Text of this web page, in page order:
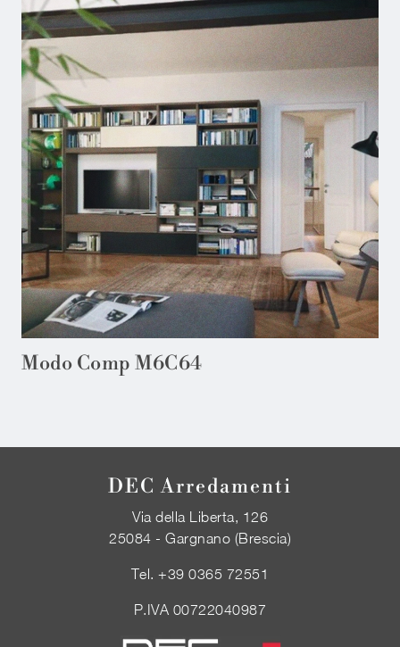
Modo Comp M6C64
DEC Arredamenti
Via della Liberta, 126
25084 - Gargnano (Brescia)
Tel.+39 0365 72551
P.IVA 00722040987